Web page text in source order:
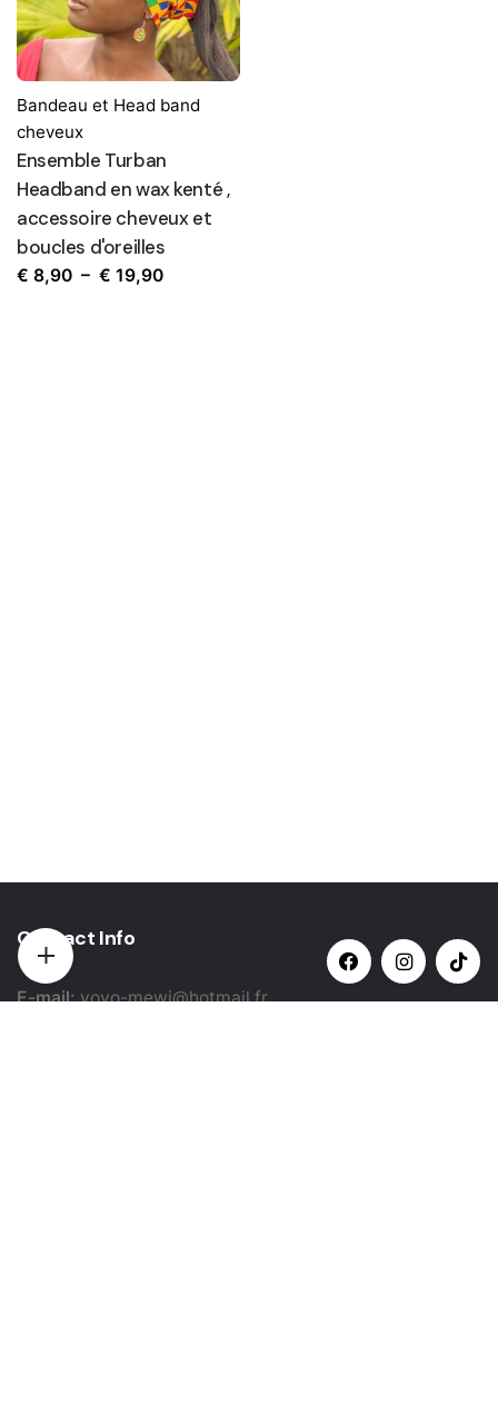
Bandeau et Head band
cheveux
Ensemble Turban
Headband en wax kenté ,
accessoire cheveux et
boucles d'oreilles
€ 8,90 – € 19,90Plage
Contact Info
E-mail:yovo-mewi@hotmail.fr